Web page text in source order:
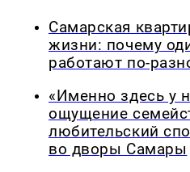
Самарская
жизни: почему
работают по-
«Именно здесь у
ощущение
любительский
во дворы Самары